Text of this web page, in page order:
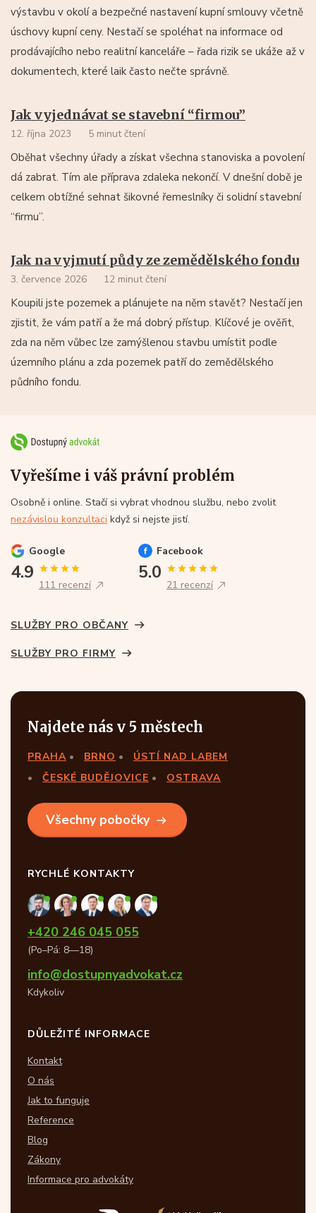
výstavbu v okolí a bezpečné nastavení kupní smlouvy včetně
úschovy kupní ceny. Nestačí se spoléhat na informace od
prodávajícího nebo realitní kanceláře – řada rizik se ukáže až v
dokumentech, které laik často nečte správně.
Jak vyjednávat se stavební “firmou”
12. října 2023 5 minut čtení
Oběhat všechny úřady a získat všechna stanoviska a povolení
dá zabrat. Tím ale příprava zdaleka nekončí. V dnešní době je
celkem obtížné sehnat šikovné řemeslníky či solidní stavební
“firmu”.
Jak na vyjmutí půdy ze zemědělského fondu
3. července 2026 12 minut čtení
Koupili jste pozemek a plánujete na něm stavět? Nestačí jen
zjistit, že vám patří a že má dobrý přístup. Klíčové je ověřit,
zda na něm vůbec lze zamýšlenou stavbu umístit podle
územního plánu a zda pozemek patří do zemědělského
půdního fondu.
Vyřešíme i váš právní problém
Osobně i online. Stačí si vybrat vhodnou službu, nebo zvolit
nezávislou konzultaci když si nejste jistí.
Google
4.9
111 recenzí
Facebook
5.0
21 recenzí
SLUŽBY PRO OBČANY
SLUŽBY PRO FIRMY
Najdete nás v 5 městech
PRAHA BRNO
ÚSTÍ NAD LABEM
ČESKÉ BUDĚJOVICE
OSTRAVA
Všechny pobočky
RYCHLÉ KONTAKTY
+420 246 045 055
(Po–Pá: 8—18)
info@dostupnyadvokat.cz
Kdykoliv
DŮLEŽITÉ INFORMACE
Kontakt
O nás
Jak to funguje
Reference
Blog
Zákony
Informace pro advokáty